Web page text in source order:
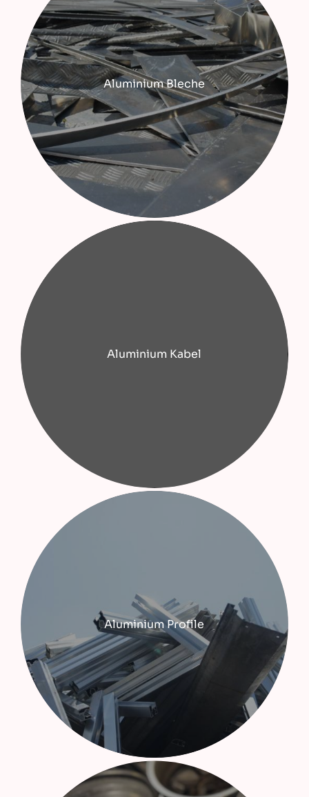
Aluminium Bleche
Aluminium Kabel
Aluminium Profile